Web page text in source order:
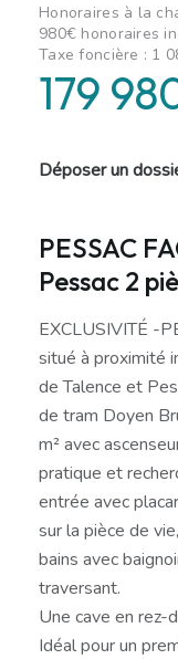
Honoraires à la
980€ honoraires
Taxe foncière : 1
179
Déposer un
PESSAC
Pessac 2
EXCLUSIVITÉ -
situé à proximité
de Talence et
de tram Doyen
m² avec
pratique et
entrée avec
sur la pièce de
bains avec
traversant.
Une cave en rez-
Idéal pour un